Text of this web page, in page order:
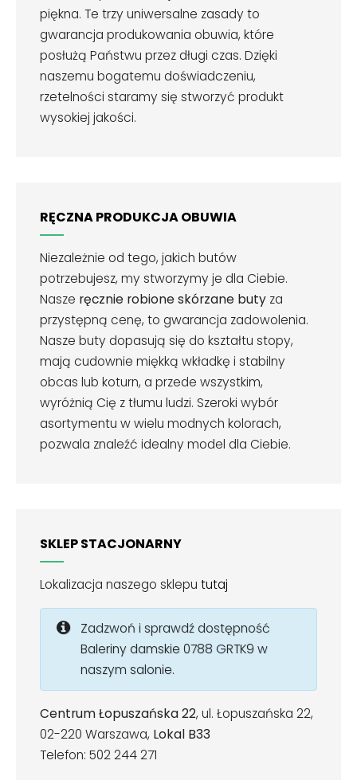
piękna. Te trzy uniwersalne zasady to
gwarancja produkowania obuwia, które
posłużą Państwu przez długi czas. Dzięki
naszemu bogatemu doświadczeniu,
rzetelności staramy się stworzyć produkt
wysokiej jakości.
RĘCZNA PRODUKCJA OBUWIA
Niezależnie od tego, jakich butów
potrzebujesz, my stworzymy je dla Ciebie.
Nasze ręcznie robione skórzane buty za
przystępną cenę, to gwarancja zadowolenia.
Nasze buty dopasują się do kształtu stopy,
mają cudownie miękką wkładkę i stabilny
obcas lub koturn, a przede wszystkim,
wyróżnią Cię z tłumu ludzi. Szeroki wybór
asortymentu w wielu modnych kolorach,
pozwala znaleźć idealny model dla Ciebie.
SKLEP STACJONARNY
Lokalizacja naszego sklepu tutaj
Zadzwoń i sprawdź dostępność
Baleriny damskie 0788 GRTK9 w
naszym salonie.
Centrum Łopuszańska 22, ul. Łopuszańska 22,
02-220 Warszawa, Lokal B33
Telefon: 502 244 271